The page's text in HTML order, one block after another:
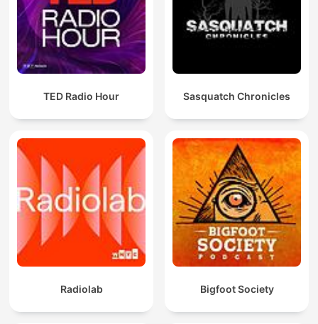
TED Radio Hour Sasquatch Chronicles
Radiolab Bigfoot Society